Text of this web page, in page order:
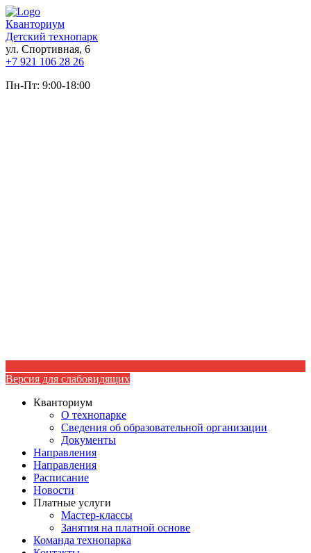
Кванториум
Детский технопарк
ул. Спортивная, 6
+7 921 106 28 26
Пн-Пт: 9:00-18:00
Версия для слабовидящих
Кванториум
О технопарке
Сведения об образовательной организации
Документы
Направления
Направления
Расписание
Новости
Платные услуги
Мастер-классы
Занятия на платной основе
Команда технопарка